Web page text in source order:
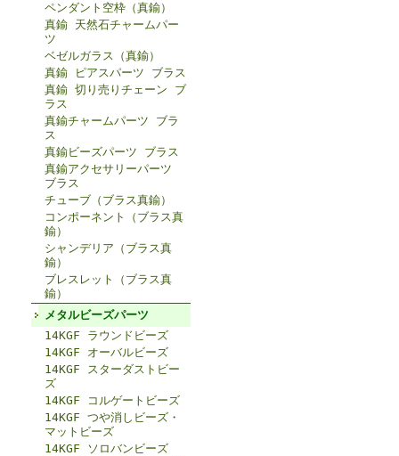
ペンダント空枠（真鍮）
真鍮 天然石チャームパー
ツ
ベゼルガラス（真鍮）
真鍮 ピアスパーツ ブラス
真鍮 切り売りチェーン ブ
ラス
真鍮チャームパーツ ブラ
ス
真鍮ビーズパーツ ブラス
真鍮アクセサリーパーツ
ブラス
チューブ（ブラス真鍮）
コンポーネント（ブラス真
鍮）
シャンデリア（ブラス真
鍮）
ブレスレット（ブラス真
鍮）
メタルビーズパーツ
14KGF ラウンドビーズ
14KGF オーバルビーズ
14KGF スターダストビー
ズ
14KGF コルゲートビーズ
14KGF つや消しビーズ・
マットビーズ
14KGF ソロバンビーズ